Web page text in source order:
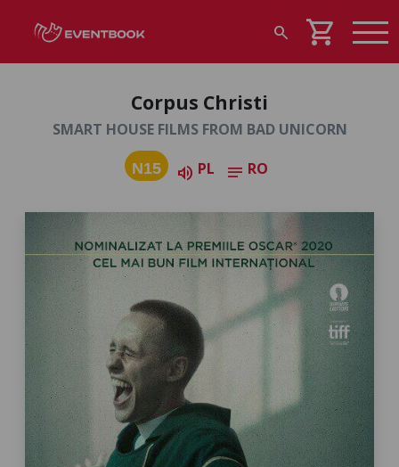
search shopping_cart
Corpus Christi
SMART HOUSE FILMS FROM BAD UNICORN
N15 volume_up PL notes RO